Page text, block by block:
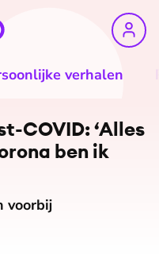
verhalen
COVID: ‘Alles
ben ik
voorbij